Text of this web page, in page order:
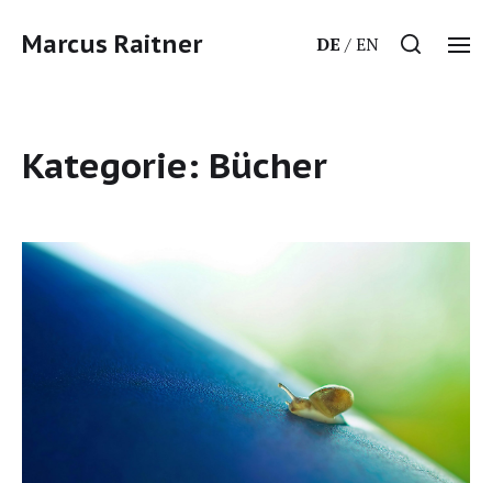
Marcus Raitner DE EN
Kategorie: Bücher